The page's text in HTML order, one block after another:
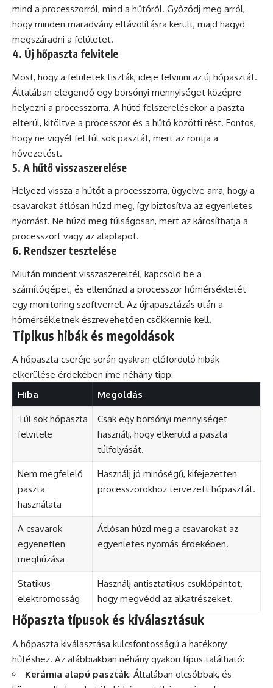
mind a processzorról, mind a hűtőről. Győződj meg arról,
hogy minden maradvány eltávolításra került, majd hagyd
megszáradni a felületet.
4. Új hőpaszta felvitele
Most, hogy a felületek tiszták, ideje felvinni az új hőpasztát.
Általában elegendő egy borsónyi mennyiséget középre
helyezni a processzorra. A hűtő felszerelésekor a paszta
elterül, kitöltve a processzor és a hűtő közötti rést. Fontos,
hogy ne vigyél fel túl sok pasztát, mert az rontja a
hővezetést.
5. A hűtő visszaszerelése
Helyezd vissza a hűtőt a processzorra, ügyelve arra, hogy a
csavarokat átlósan húzd meg, így biztosítva az egyenletes
nyomást. Ne húzd meg túlságosan, mert az károsíthatja a
processzort vagy az alaplapot.
6. Rendszer tesztelése
Miután mindent visszaszereltél, kapcsold be a
számítógépet, és ellenőrizd a processzor hőmérsékletét
egy monitoring szoftverrel. Az újrapasztázás után a
hőmérsékletnek észrevehetően csökkennie kell.
Tipikus hibák és megoldások
A hőpaszta cseréje során gyakran előforduló hibák
elkerülése érdekében íme néhány tipp:
Hiba
Megoldás
Túl sok hőpaszta
felvitele
Csak egy borsónyi mennyiséget
használj, hogy elkerüld a paszta
túlfolyását.
Nem megfelelő
paszta
használata
Használj jó minőségű, kifejezetten
processzorokhoz tervezett hőpasztát.
A csavarok
egyenetlen
meghúzása
Átlósan húzd meg a csavarokat az
egyenletes nyomás érdekében.
Statikus
elektromosság
Használj antisztatikus csuklópántot,
hogy megvédd az alkatrészeket.
Hőpaszta típusok és kiválasztásuk
A hőpaszta kiválasztása kulcsfontosságú a hatékony
hűtéshez. Az alábbiakban néhány gyakori típus található:
Kerámia alapú paszták: Általában olcsóbbak, és